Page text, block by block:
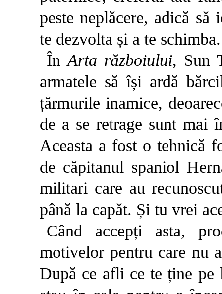
peste neplăcere, adică
te dezvolta și a te
ÎnArta războiului, Sun
armatele să își ardă
țărmurile inamice,
de a se retrage sunt mai
Aceasta a fost o tehnică
de căpitanul spaniol
militari care au
până la capăt. Și tu vrei
Când accepți asta,
motivelor pentru care nu
După ce afli ce te ține pe